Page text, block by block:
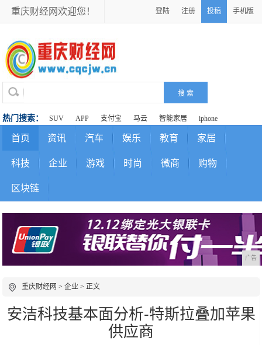
重庆财经网欢迎您！ 登陆 注册 投稿 手机版
热门搜索： SUV APP 支付宝 马云 智能家居 iphone
首页 资讯 汽车 娱乐 教育 家居
科技 企业 游戏 时尚 微商 购物
区块链
广告
重庆财经网 >企业 > 正文
安洁科技基本面分析-特斯拉叠加苹果
供应商